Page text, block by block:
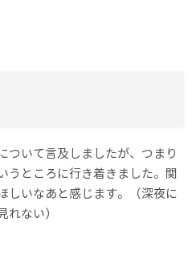
ついて言及しましたが、つまり
うところに行き着きました。関
しいなあと感じます。（深夜に
ない）